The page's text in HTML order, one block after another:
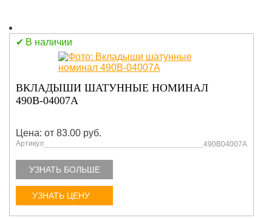
В наличии
ВКЛАДЫШИ ШАТУННЫЕ НОМИНАЛ
490В-04007А
Цена: от 83.00 руб.
Артикул 490В04007А
УЗНАТЬ БОЛЬШЕ
УЗНАТЬ ЦЕНУ